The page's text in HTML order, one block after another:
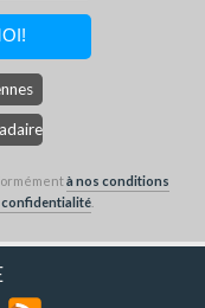
à nos conditions
.